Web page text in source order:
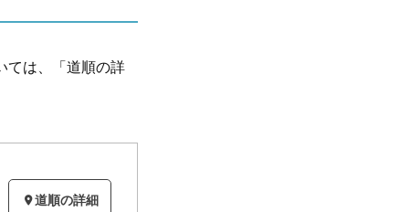
ては、「道順の詳
道順の詳細